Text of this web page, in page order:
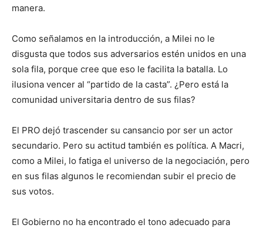
manera.
Como señalamos en la introducción, a Milei no le
disgusta que todos sus adversarios estén unidos en una
sola fila, porque cree que eso le facilita la batalla. Lo
ilusiona vencer al “partido de la casta”. ¿Pero está la
comunidad universitaria dentro de sus filas?
El PRO dejó trascender su cansancio por ser un actor
secundario. Pero su actitud también es política. A Macri,
como a Milei, lo fatiga el universo de la negociación, pero
en sus filas algunos le recomiendan subir el precio de
sus votos.
El Gobierno no ha encontrado el tono adecuado para